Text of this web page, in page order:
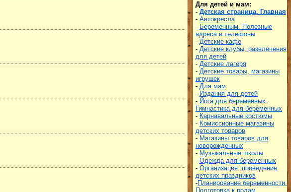
Для детей и мам:
- Детская страница. Главная
- Автокресла
- Беременным. Полезные
адреса и телефоны
- Детские кафе
- Детские клубы, развлечения
для детей
- Детские лагеря
- Детские товары, магазины
игрушек
- Для мам
- Издания для детей
- Йога для беременных.
Гимнастика для беременных
- Карнавальные костюмы
- Комиссионные магазины
детских товаров
- Магазины товаров для
новорожденных
- Музыкальные школы
- Одежда для беременных
- Организация, проведение
детских праздников
-Планирование беременности.
Подготовка к родам